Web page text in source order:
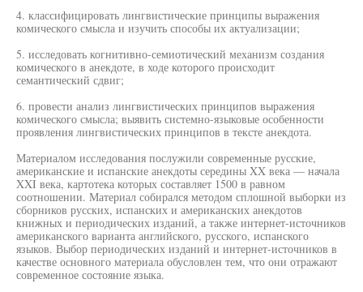
4. классифицировать лингвистические принципы выражения
комического смысла и изучить способы их актуализации;
5. исследовать когнитивно-семиотический механизм создания
комического в анекдоте, в ходе которого происходит
семантический сдвиг;
6. провести анализ лингвистических принципов выражения
комического смысла; выявить системно-языковые особенности
проявления лингвистических принципов в тексте анекдота.
Материалом исследования послужили современные русские,
американские и испанские анекдоты середины XX века — начала
XXI века, картотека которых составляет 1500 в равном
соотношении. Материал собирался методом сплошной выборки из
сборников русских, испанских и американских анекдотов
книжных и периодических изданий, а также интернет-источников
американского варианта английского, русского, испанского
языков. Выбор периодических изданий и интернет-источников в
качестве основного материала обусловлен тем, что они отражают
современное состояние языка.